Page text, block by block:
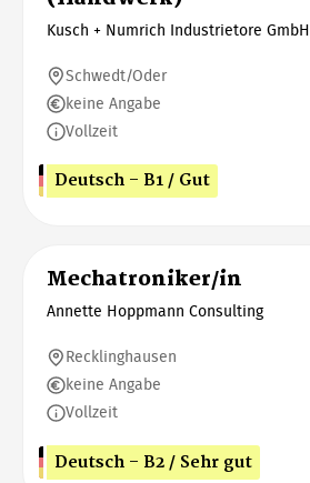
Kusch + Numrich Industrietore GmbH
Schwedt/Oder
keine Angabe
Vollzeit
Deutsch - B1 / Gut
Mechatroniker/in
Annette Hoppmann Consulting
Recklinghausen
keine Angabe
Vollzeit
Deutsch - B2 / Sehr gut